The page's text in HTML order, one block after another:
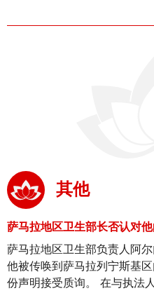
其他
萨马拉地区卫生部长否认对
萨马拉地区卫生部负责人阿尔
他被传唤到萨马拉列宁斯基
份声明接受质询。 在与执法